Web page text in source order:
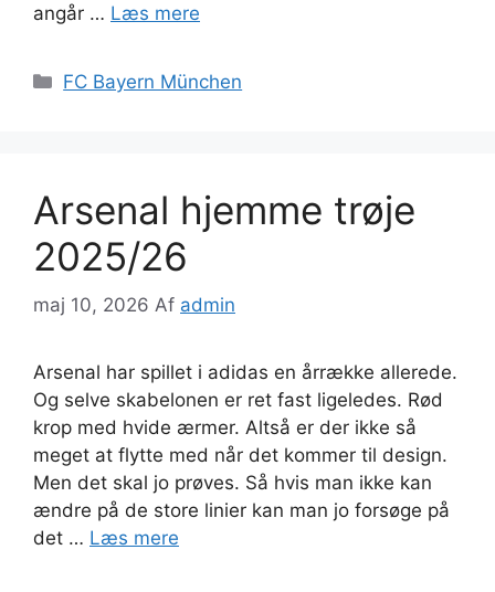
angår … Læs mere
Kategorier
FC Bayern München
Arsenal hjemme trøje
2025/26
maj 10, 2026 Af admin
Arsenal har spillet i adidas en årrække allerede.
Og selve skabelonen er ret fast ligeledes. Rød
krop med hvide ærmer. Altså er der ikke så
meget at flytte med når det kommer til design.
Men det skal jo prøves. Så hvis man ikke kan
ændre på de store linier kan man jo forsøge på
det … Læs mere